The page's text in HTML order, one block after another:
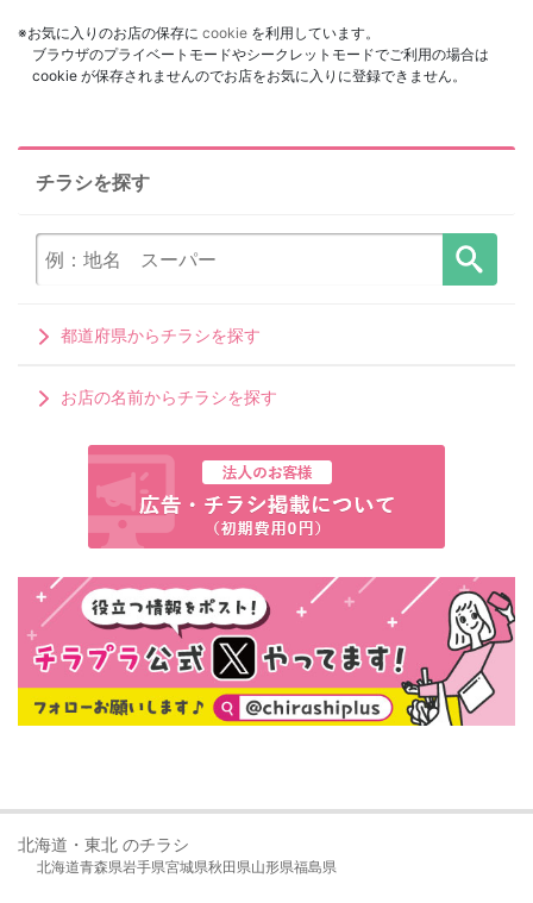
※お気に入りのお店の保存に cookie を利用しています。
ブラウザのプライベートモードやシークレットモードでご利用の場合は
cookie が保存されませんのでお店をお気に入りに登録できません。
チラシを探す
都道府県からチラシを探す
お店の名前からチラシを探す
北海道・東北 のチラシ
北海道青森県岩手県宮城県秋田県山形県福島県